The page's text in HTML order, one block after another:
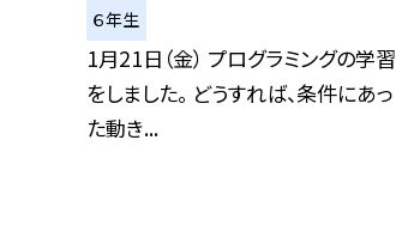
６年生
1月21日（金） プログラミングの学習
をしました。 どうすれば、条件にあっ
た動き...